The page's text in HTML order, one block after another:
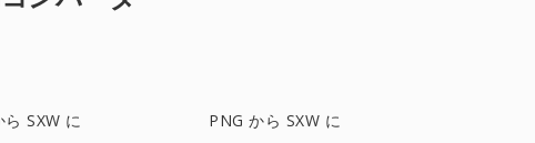
ら SXW に PNG から SXW に